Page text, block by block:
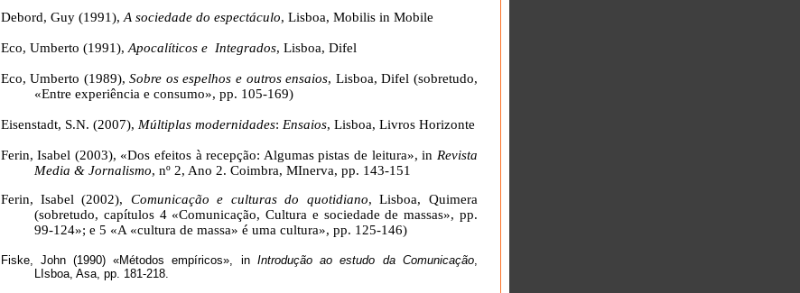
Debord, Guy (1991), A sociedade do espectáculo, Lisboa, Mobilis in Mobile
Eco, Umberto (1991), Apocalíticos e Integrados, Lisboa, Difel
Eco, Umberto (1989),Sobre os espelhos e outros ensaios, Lisboa, Difel (sobretudo,
«Entre experiência e consumo», pp. 105-169)
Eisenstadt, S.N. (2007), Múltiplas modernidades: Ensaios, Lisboa, Livros Horizonte
Ferin, Isabel (2003), «Dos efeitos à recepção: Algumas pistas de leitura», in Revista
Media & Jornalismo, nº 2, Ano 2. Coimbra, MInerva, pp. 143-151
Ferin, Isabel (2002), Comunicação e culturas do quotidiano, Lisboa, Quimera
(sobretudo, capítulos 4 «Comunicação, Cultura e sociedade de massas», pp.
99-124»; e 5 «A «cultura de massa» é uma cultura», pp. 125-146)
Fiske, John (1990) «Métodos empíricos», in Introdução ao estudo da Comunicação,
LIsboa, Asa, pp. 181-218.